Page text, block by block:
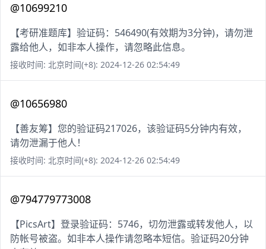
@10699210
【考研准题库】验证码：546490(有效期为3分钟)，请勿泄
露给他人，如非本人操作，请忽略此信息。
接收时间: 北京时间(+8): 2024-12-26 02:54:49
@10656980
【善友筹】您的验证码217026，该验证码5分钟内有效，
请勿泄漏于他人！
接收时间: 北京时间(+8): 2024-12-26 02:54:49
@794779773008
【PicsArt】登录验证码：5746，切勿泄露或转发他人，以
防帐号被盗。如非本人操作请忽略本短信。验证码20分钟